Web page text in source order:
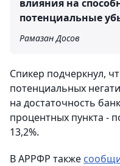
влияния на
потенциальные
Рамазан Досов
Спикер подчеркнул,
потенциальных
на достаточность
процентных пункта -
13,2%.
В АРРФР также